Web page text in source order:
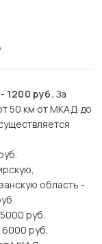
1200 руб. За
50 км от МКАД до
область -
руб.
руб.